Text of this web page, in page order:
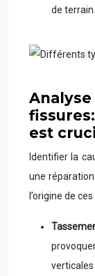
de
Analyse
est
Identifier la
une
l’origine de
verticales